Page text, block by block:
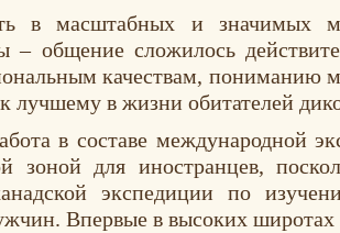
в масштабных и значимых
– общение сложилось
качествам,
лучшему в жизни обитателей
в составе международной
зоной для иностранцев,
канадской экспедиции по
Впервые в высоких широтах